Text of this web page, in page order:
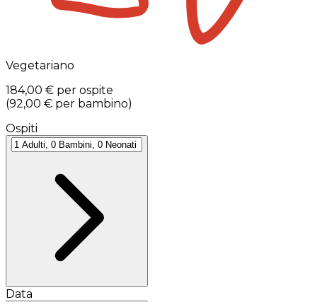
Vegetariano
184,00 € per ospite
(92,00 € per bambino)
Ospiti
Data